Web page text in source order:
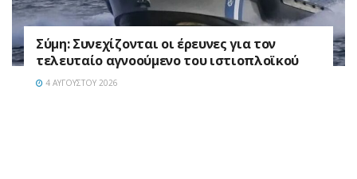
Σύμη: Συνεχίζονται οι έρευνες για τον
τελευταίο αγνοούμενο του ιστιοπλοϊκού
4 ΑΥΓΟΎΣΤΟΥ 2026